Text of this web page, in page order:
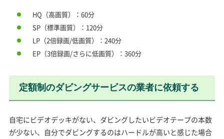
HQ（高画質）：60分
SP（標準画質）：120分
LP（2倍録画/低画質）：240分
EP（3倍録画/さらに低画質）：360分
定額制のダビングサービスの業者に依頼する
自宅にビデオデッキがない、ダビングしたいビデオテープの本数
が少ない、自分でダビングするのはハードルが高いと感じた場合